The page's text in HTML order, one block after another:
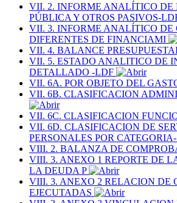
VII. 2. INFORME ANALÍTICO DE
PÚBLICA Y OTROS PASIVOS-
VII. 3. INFORME ANALÍTICO DE
DIFERENTES DE FINANCIAMI
VII. 4. BALANCE
VII. 5. ESTADO ANALITICO DE
DETALLADO -LDF
VII. 6A. POR OBJETO DEL
VII. 6B. CLASIFICACION
VII. 6C. CLASIFICACION
VII. 6D. CLASIFICACION DE
PERSONALES POR
VIII. 2. BALANZA DE
VIII. 3. ANEXO 1 REPORTE DE
LA DEUDA P
VIII. 3. ANEXO 2 RELACION DE
EJECUTADAS